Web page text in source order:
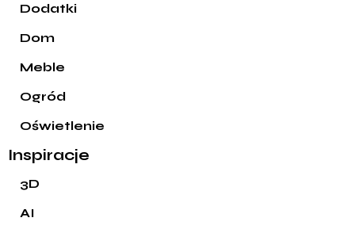
Dodatki
Dom
Meble
Ogród
Oświetlenie
Inspiracje
3D
AI